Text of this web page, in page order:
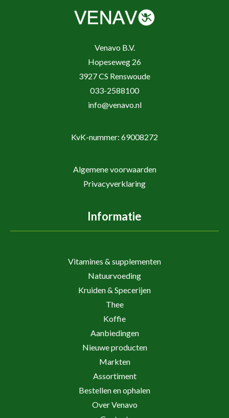
Venavo B.V.
Hopeseweg 26
3927 CS Renswoude
033-2588100
info@venavo.nl
KvK-nummer: 69008272
Algemene voorwaarden
Privacyverklaring
Informatie
Vitamines & supplementen
Natuurvoeding
Kruiden & Specerijen
Thee
Koffie
Aanbiedingen
Nieuwe producten
Markten
Assortiment
Bestellen en ophalen
Over Venavo